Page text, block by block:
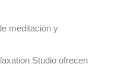
meditación y
Studio ofrecen